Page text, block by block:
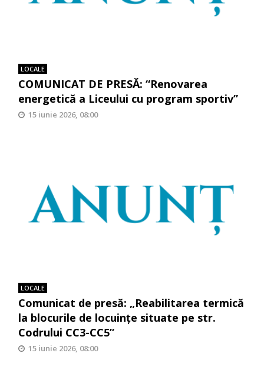
LOCALE
COMUNICAT DE PRESĂ: “Renovarea
energetică a Liceului cu program sportiv”
15 iunie 2026, 08:00
LOCALE
Comunicat de presă: „Reabilitarea termică
la blocurile de locuinţe situate pe str.
Codrului CC3-CC5”
15 iunie 2026, 08:00